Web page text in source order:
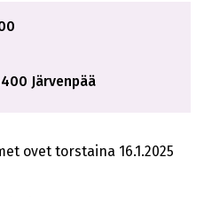
Järvenpää
ovet torstaina 16.1.2025